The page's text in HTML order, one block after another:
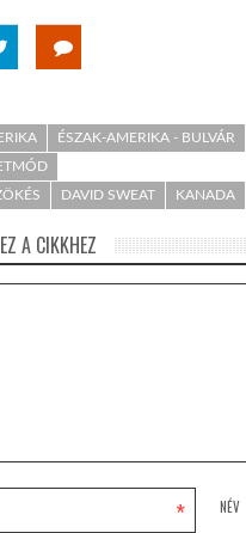
ÉSZAK-AMERIKA - BULVÁR
DAVID SWEAT KANADA
A CIKKHEZ
NÉV
*